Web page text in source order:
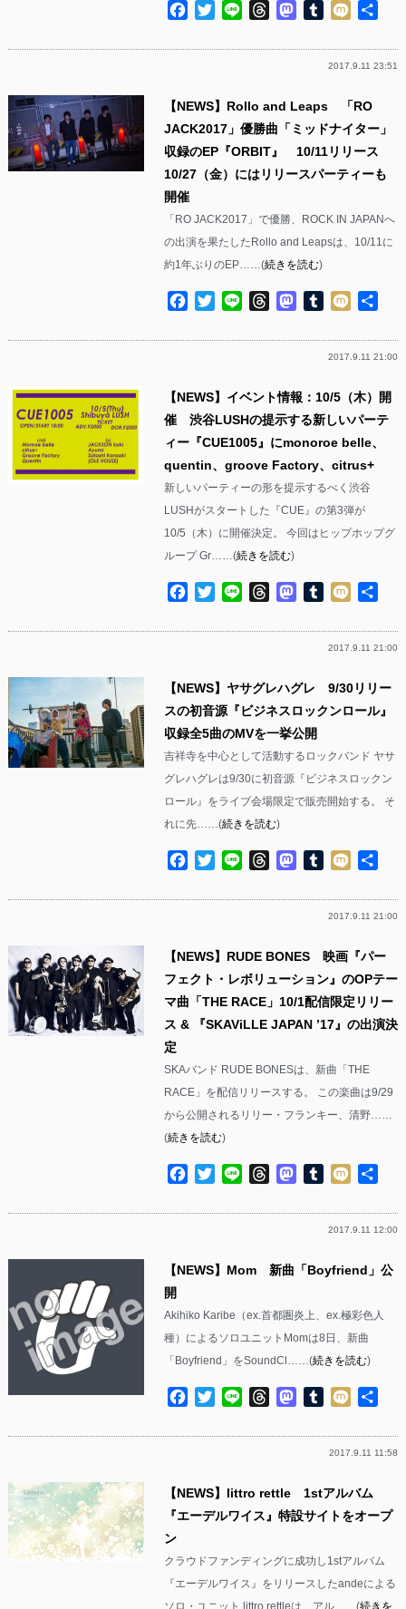
Facebook
TwitterLine ThreadsMastodon
Tumblr
Mixi
2017.9.11 23:51
【NEWS】Rollo and Leaps 「RO
JACK2017」優勝曲「ミッドナイター」
収録のEP『ORBIT』 10/11リリース
10/27（金）にはリリースパーティーも
開催
「RO JACK2017」で優勝、ROCK IN JAPANへ
の出演を果たしたRollo and Leapsは、10/11に
約1年ぶりのEP……(続きを読む)
Facebook
TwitterLine ThreadsMastodon
Tumblr
Mixi
2017.9.11 21:00
【NEWS】イベント情報：10/5（木）開
催 渋谷LUSHの提示する新しいパーテ
ィー『CUE1005』にmonoroe belle、
quentin、groove Factory、citrus+
新しいパーティーの形を提示するべく渋谷
LUSHがスタートした『CUE』の第3弾が
10/5（木）に開催決定。 今回はヒップホップグ
ループ Gr……(続きを読む)
Facebook
TwitterLine ThreadsMastodon
Tumblr
Mixi
2017.9.11 21:00
【NEWS】ヤサグレハグレ 9/30リリー
スの初音源『ビジネスロックンロール』
収録全5曲のMVを一挙公開
吉祥寺を中心として活動するロックバンド ヤサ
グレハグレは9/30に初音源『ビジネスロックン
ロール』をライブ会場限定で販売開始する。 そ
れに先……(続きを読む)
Facebook
TwitterLine ThreadsMastodon
Tumblr
Mixi
2017.9.11 21:00
【NEWS】RUDE BONES 映画『パー
フェクト・レボリューション』のOPテー
マ曲「THE RACE」10/1配信限定リリー
ス & 『SKAViLLE JAPAN ’17』の出演決
定
SKAバンド RUDE BONESは、新曲「THE
RACE」を配信リリースする。 この楽曲は9/29
から公開されるリリー・フランキー、清野……
(続きを読む)
Facebook
TwitterLine ThreadsMastodon
Tumblr
Mixi
2017.9.11 12:00
【NEWS】Mom 新曲「Boyfriend」公
開
Akihiko Karibe（ex.首都圏炎上、ex.極彩色人
種）によるソロユニットMomは8日、新曲
「Boyfriend」をSoundCl……(続きを読む)
Facebook
TwitterLine ThreadsMastodon
Tumblr
Mixi
2017.9.11 11:58
【NEWS】littro rettle 1stアルバム
『エーデルワイス』特設サイトをオープ
ン
クラウドファンディングに成功し1stアルバム
『エーデルワイス』をリリースしたandeによる
ソロ・ユニット littro rettleは、アル……(続きを